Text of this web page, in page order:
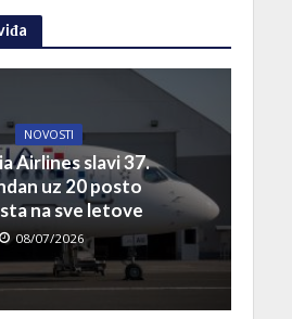
NOVOSTI
Airlines slavi 37.
uz 20 posto
na sve letove
08/07/2026